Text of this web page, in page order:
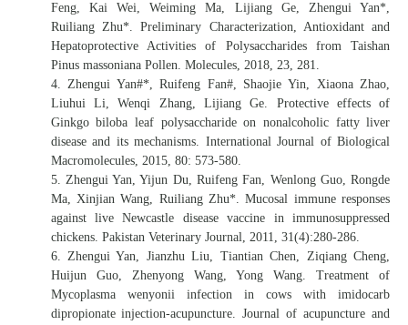
Feng, Kai Wei, Weiming Ma, Lijiang Ge, Zhengui Yan*,
Ruiliang Zhu*. Preliminary Characterization, Antioxidant and
Hepatoprotective Activities of Polysaccharides from Taishan
Pinus massoniana Pollen. Molecules, 2018, 23, 281.
4. Zhengui Yan#*, Ruifeng Fan#, Shaojie Yin, Xiaona Zhao,
Liuhui Li, Wenqi Zhang, Lijiang Ge. Protective effects of
Ginkgo biloba leaf polysaccharide on nonalcoholic fatty liver
disease and its mechanisms. International Journal of Biological
Macromolecules, 2015, 80: 573-580.
5. Zhengui Yan, Yijun Du, Ruifeng Fan, Wenlong Guo, Rongde
Ma, Xinjian Wang, Ruiliang Zhu*. Mucosal immune responses
against live Newcastle disease vaccine in immunosuppressed
chickens. Pakistan Veterinary Journal, 2011, 31(4):280-286.
6. Zhengui Yan, Jianzhu Liu, Tiantian Chen, Ziqiang Cheng,
Huijun Guo, Zhenyong Wang, Yong Wang. Treatment of
Mycoplasma wenyonii infection in cows with imidocarb
dipropionate injection-acupuncture. Journal of acupuncture and